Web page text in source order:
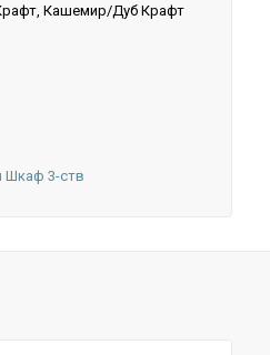
Кашемир/Дуб Крафт
Шкаф 3-ств